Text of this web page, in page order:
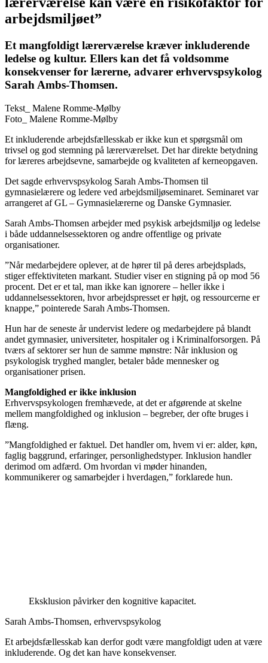
arbejdsmiljøet”
Et mangfoldigt lærerværelse kræver inkluderende
ledelse og kultur. Ellers kan det få voldsomme
konsekvenser for lærerne, advarer erhvervspsykolog
Sarah Ambs-Thomsen.
Tekst_ Malene Romme-Mølby
Foto_ Malene Romme-Mølby
Et inkluderende arbejdsfællesskab er ikke kun et spørgsmål om
trivsel og god stemning på lærerværelset. Det har direkte betydning
for læreres arbejdsevne, samarbejde og kvaliteten af kerneopgaven.
Det sagde erhvervspsykolog Sarah Ambs-Thomsen til
gymnasielærere og ledere ved arbejdsmiljøseminaret. Seminaret var
arrangeret af GL – Gymnasielærerne og Danske Gymnasier.
Sarah Ambs-Thomsen arbejder med psykisk arbejdsmiljø og ledelse
i både uddannelsessektoren og andre offentlige og private
organisationer.
”Når medarbejdere oplever, at de hører til på deres arbejdsplads,
stiger effektiviteten markant. Studier viser en stigning på op mod 56
procent. Det er et tal, man ikke kan ignorere – heller ikke i
uddannelsessektoren, hvor arbejdspresset er højt, og ressourcerne er
knappe,” pointerede Sarah Ambs-Thomsen.
Hun har de seneste år undervist ledere og medarbejdere på blandt
andet gymnasier, universiteter, hospitaler og i Kriminalforsorgen. På
tværs af sektorer ser hun de samme mønstre: Når inklusion og
psykologisk tryghed mangler, betaler både mennesker og
organisationer prisen.
Mangfoldighed er ikke inklusion
Erhvervspsykologen fremhævede, at det er afgørende at skelne
mellem mangfoldighed og inklusion – begreber, der ofte bruges i
flæng.
”Mangfoldighed er faktuel. Det handler om, hvem vi er: alder, køn,
faglig baggrund, erfaringer, personlighedstyper. Inklusion handler
derimod om adfærd. Om hvordan vi møder hinanden,
kommunikerer og samarbejder i hverdagen,” forklarede hun.
Eksklusion påvirker den kognitive kapacitet.
Sarah Ambs-Thomsen, erhvervspsykolog
Et arbejdsfællesskab kan derfor godt være mangfoldigt uden at være
inkluderende. Og det kan have konsekvenser.